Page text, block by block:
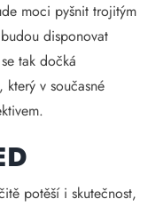
moci pyšnit trojitým
disponovat
tak dočká
který v současné
potěší i skutečnost,